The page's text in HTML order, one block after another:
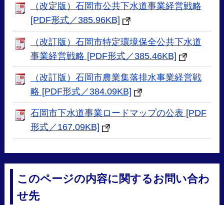
（改定版）石岡市公共下水道事業経営戦略
[PDF形式／385.96KB]
（改訂版）石岡市特定環境保全公共下水道
事業経営戦略 [PDF形式／385.46KB]
（改訂版）石岡市農業集落排水事業経営戦
略 [PDF形式／384.09KB]
石岡市下水道事業ロードマップの公表 [PDF
形式／167.09KB]
このページの内容に関するお問い合わ
せ先